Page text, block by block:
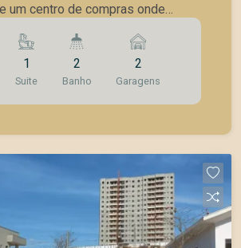
um centro de compras onde
restaurantes, sorveteria e
hortifrúti, mercados e pet
planejados Sala para 3
ornamentais Sala de TV Sala
com porta balcão com acesso
Banheiro social com gabinete e
ampla com mesa fixa e
Área de serviços com
1
Suite
2
Banho
2
Garagens